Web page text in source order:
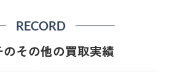
RECORD
のその他の買取実績